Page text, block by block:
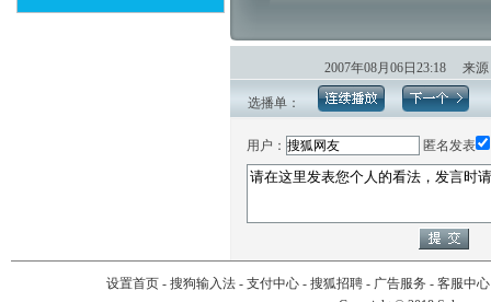
2007年08月06日23:18 来
选播单：
用户： 匿名发表
设置首页- 搜狗输入法- 支付中心- 搜狐招聘- 广告服务 - 客服中心